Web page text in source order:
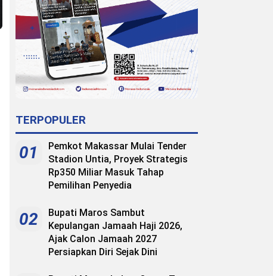
TERPOPULER
01
Pemkot Makassar Mulai Tender
Stadion Untia, Proyek Strategis
Rp350 Miliar Masuk Tahap
Pemilihan Penyedia
02
Bupati Maros Sambut
Kepulangan Jamaah Haji 2026,
Ajak Calon Jamaah 2027
Persiapkan Diri Sejak Dini